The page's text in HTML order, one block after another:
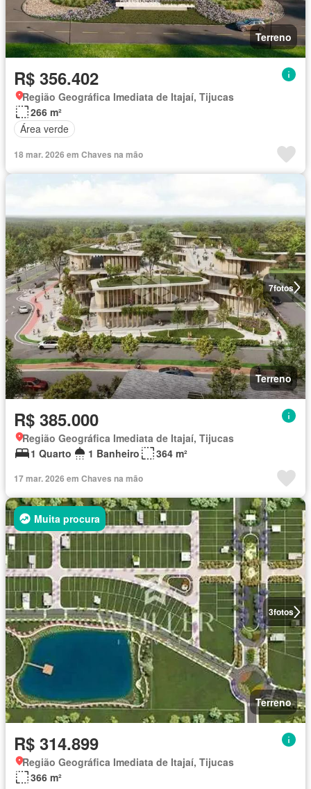
Terreno
R$ 356.402
Região Geográfica Imediata de Itajaí, Tijucas
266 m²
Área verde
18 mar. 2026 em Chaves na mão
7fotos
Terreno
R$ 385.000
Região Geográfica Imediata de Itajaí, Tijucas
1 Quarto
1 Banheiro 364 m²
17 mar. 2026 em Chaves na mão
3fotos
Muita procura
Terreno
R$ 314.899
Região Geográfica Imediata de Itajaí, Tijucas
366 m²